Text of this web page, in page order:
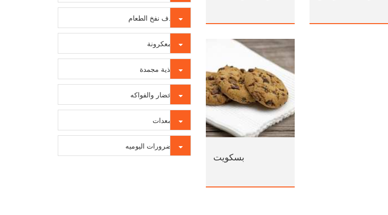
بسكويت
قذف نفخ الطعام
المعكرونة
أغذية مجمدة
الخضار والفواكه
المعدات
الضرورات اليوميه